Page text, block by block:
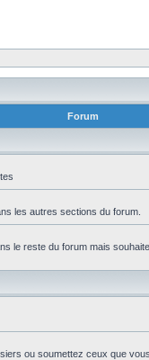
Forum
les autres sections du forum.
le reste du forum mais
ou soumettez ceux que